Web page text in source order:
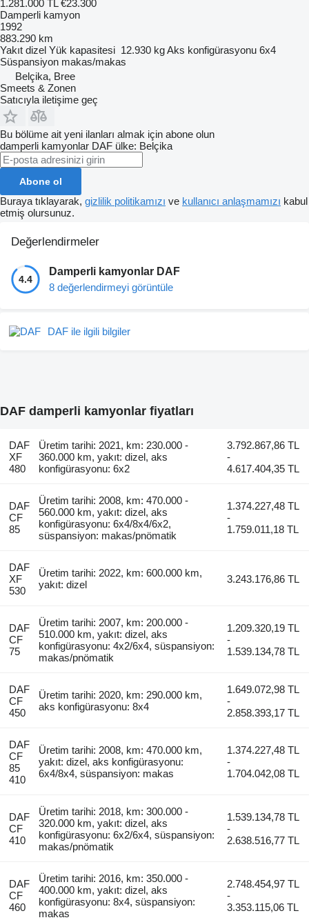
1.281.000 TL €23.300
Damperli kamyon
1992
883.290 km
Yakıt dizel Yük kapasitesi 12.930 kgAks konfigürasyonu 6x4
Süspansiyon makas/makas
Belçika, Bree
Smeets & Zonen
Satıcıyla iletişime geç
Bu bölüme ait yeni ilanları almak için abone olun
damperli kamyonlar DAF ülke: Belçika
Abone ol
Buraya tıklayarak, gizlilik politikamızı ve kullanıcı anlaşmamızı kabul
etmiş olursunuz.
Değerlendirmeler
4.4
Damperli kamyonlar DAF
8 değerlendirmeyi görüntüle
DAF ile ilgili bilgiler
DAF damperli kamyonlar fiyatları
DAF
XF
480
Üretim tarihi: 2021, km: 230.000 -
360.000 km, yakıt: dizel, aks
konfigürasyonu: 6x2
3.792.867,86 TL
-
4.617.404,35 TL
DAF
CF
85
Üretim tarihi: 2008, km: 470.000 -
560.000 km, yakıt: dizel, aks
konfigürasyonu: 6x4/8x4/6x2,
süspansiyon: makas/pnömatik
1.374.227,48 TL
-
1.759.011,18 TL
DAF
XF
530
Üretim tarihi: 2022, km: 600.000 km,
yakıt: dizel
3.243.176,86 TL
DAF
CF
75
Üretim tarihi: 2007, km: 200.000 -
510.000 km, yakıt: dizel, aks
konfigürasyonu: 4x2/6x4, süspansiyon:
makas/pnömatik
1.209.320,19 TL
-
1.539.134,78 TL
DAF
CF
450
Üretim tarihi: 2020, km: 290.000 km,
aks konfigürasyonu: 8x4
1.649.072,98 TL
-
2.858.393,17 TL
DAF
CF
85
410
Üretim tarihi: 2008, km: 470.000 km,
yakıt: dizel, aks konfigürasyonu:
6x4/8x4, süspansiyon: makas
1.374.227,48 TL
-
1.704.042,08 TL
DAF
CF
410
Üretim tarihi: 2018, km: 300.000 -
320.000 km, yakıt: dizel, aks
konfigürasyonu: 6x2/6x4, süspansiyon:
makas/pnömatik
1.539.134,78 TL
-
2.638.516,77 TL
DAF
CF
460
Üretim tarihi: 2016, km: 350.000 -
400.000 km, yakıt: dizel, aks
konfigürasyonu: 8x4, süspansiyon:
makas
2.748.454,97 TL
-
3.353.115,06 TL